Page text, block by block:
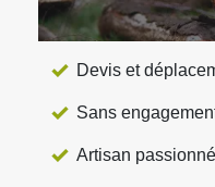
Devis et
Sans
Artisan passionné